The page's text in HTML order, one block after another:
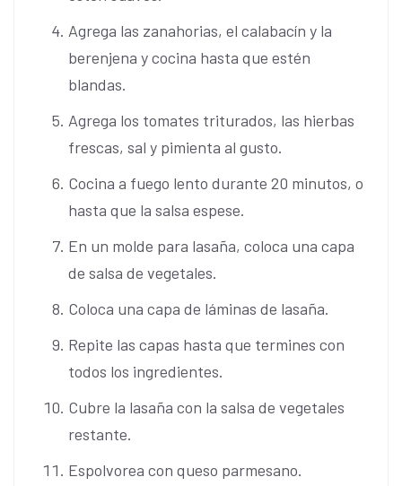
Agrega las zanahorias, el calabacín y la
berenjena y cocina hasta que estén
blandas.
Agrega los tomates triturados, las hierbas
frescas, sal y pimienta al gusto.
Cocina a fuego lento durante 20 minutos, o
hasta que la salsa espese.
En un molde para lasaña, coloca una capa
de salsa de vegetales.
Coloca una capa de láminas de lasaña.
Repite las capas hasta que termines con
todos los ingredientes.
Cubre la lasaña con la salsa de vegetales
restante.
Espolvorea con queso parmesano.